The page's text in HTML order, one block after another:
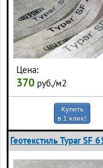
Цена:
370 руб./м2
Купить
в 1 клик!
Геотекстиль Typar SF